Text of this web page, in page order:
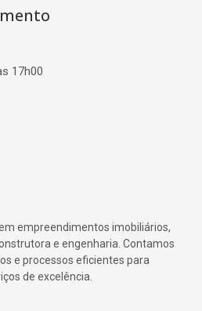
17h00
empreendimentos imobiliários,
e engenharia. Contamos
e processos eficientes para
de excelência.